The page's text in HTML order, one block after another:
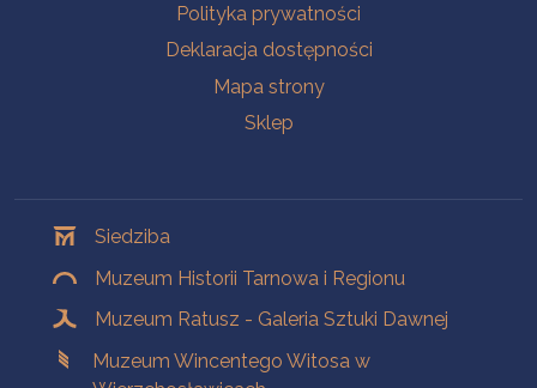
Polityka prywatności
Deklaracja dostępności
Mapa strony
Sklep
Siedziba
Muzeum Historii Tarnowa i Regionu
Muzeum Ratusz - Galeria Sztuki Dawnej
Muzeum Wincentego Witosa w